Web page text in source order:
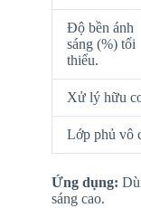
Độ bền ánh
sáng (%) tối
thiểu.
Xử lý hữu
Lớp phủ vô
Ứng dụng:
sáng cao.